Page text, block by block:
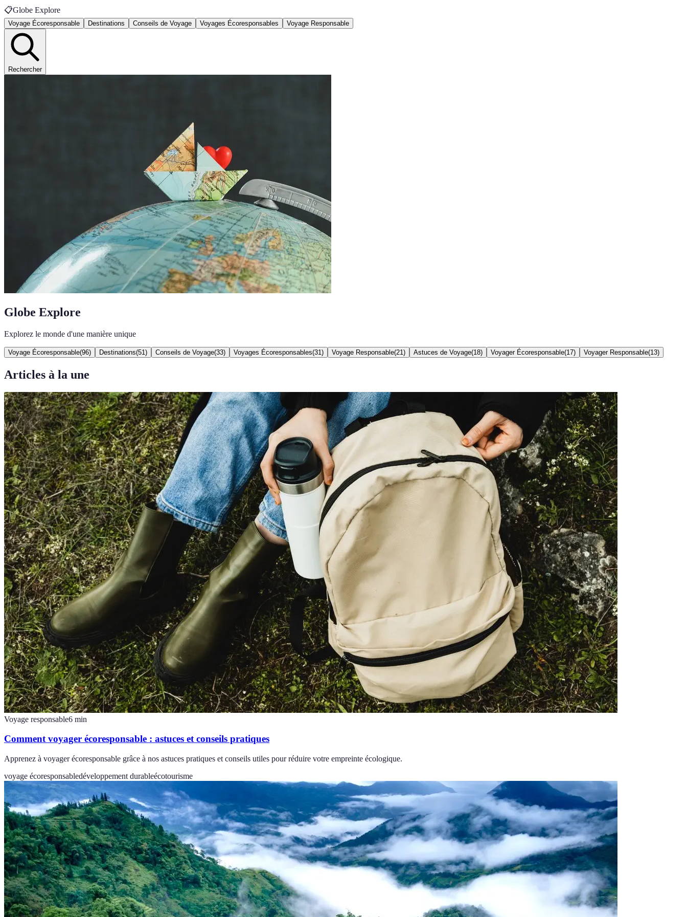
📋Globe Explore
Voyage Écoresponsable Destinations Conseils de Voyage Voyages Écoresponsables Voyage Responsable
Rechercher
Globe Explore
Explorez le monde d'une manière unique
Voyage Écoresponsable(96) Destinations(51 ) Conseils de Voyage(33) Voyages Écoresponsables(31 ) Voyage Responsable(21 ) Astuces de Voyage(18) Voyager Écoresponsable(17) Voyager Responsable(13)
Articles à la une
Voyage responsable6 min
Comment voyager écoresponsable : astuces et conseils pratiques
Apprenez à voyager écoresponsable grâce à nos astuces pratiques et conseils utiles pour réduire votre empreinte écologique.
voyage écoresponsabledéveloppement durableécotourisme